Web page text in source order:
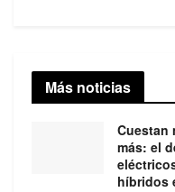
Más noticias
Cuestan
más: el
híbridos